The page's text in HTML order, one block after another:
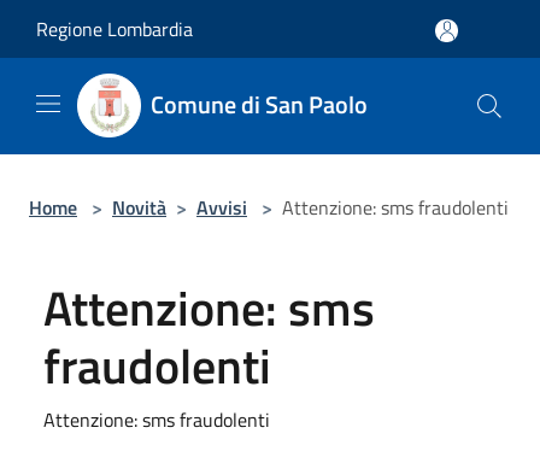
Regione Lombardia
Comune di San Paolo
Home > Novità > Avvisi > Attenzione: sms fraudolenti
Attenzione: sms
fraudolenti
Attenzione: sms fraudolenti